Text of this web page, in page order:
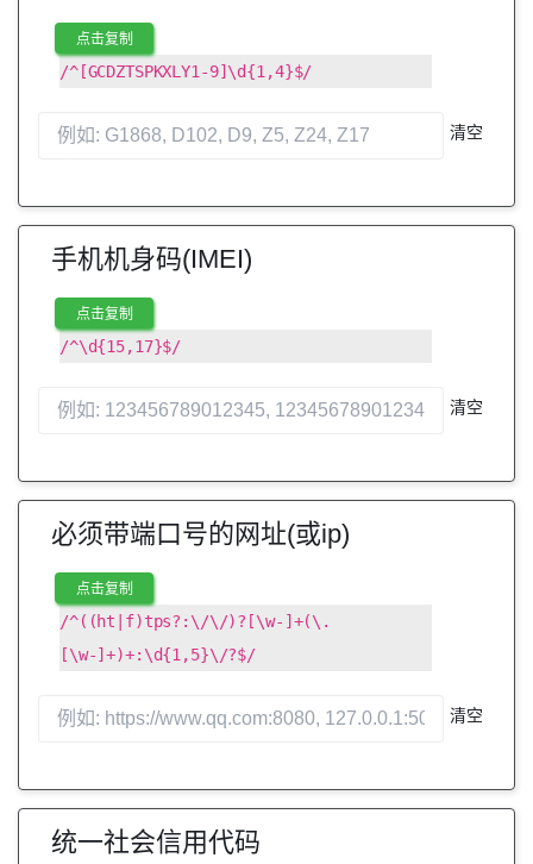
点击复制
/^[GCDZTSPKXLY1-9]\d{1,4}$/
清空
手机机身码(IMEI)
点击复制
/^\d{15,17}$/
清空
必须带端口号的网址(或ip)
点击复制
/^((ht|f)tps?:\/\/)?[\w-]+(\.
[\w-]+)+:\d{1,5}\/?$/
清空
统一社会信用代码